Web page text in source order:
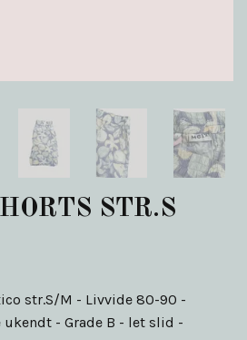
STR.S
str.S/M - Livvide 80-90 -
- Grade B - let slid -